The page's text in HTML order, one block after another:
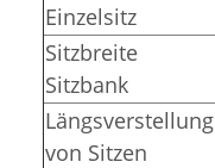
Einzelsitz
Sitzbreite
Sitzbank
Längsverstellung
von Sitzen